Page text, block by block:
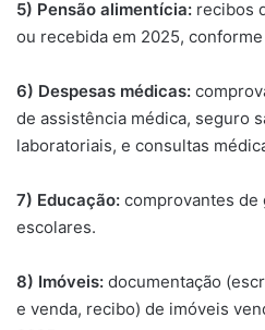
5) Pensão alimentícia: recibos
ou recebida em 2025, conforme
6) Despesas médicas:
de assistência médica, seguro
laboratoriais, e consultas
7) Educação: comprovantes de
escolares.
8) Imóveis: documentação
e venda, recibo) de imóveis